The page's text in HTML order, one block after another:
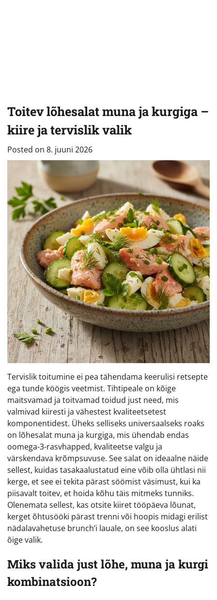
Toitev lõhesalat muna ja kurgiga –
kiire ja tervislik valik
Posted on 8. juuni 2026
Tervislik toitumine ei pea tähendama keerulisi retsepte
ega tunde köögis veetmist. Tihtipeale on kõige
maitsvamad ja toitvamad toidud just need, mis
valmivad kiiresti ja vähestest kvaliteetsetest
komponentidest. Üheks selliseks universaalseks roaks
on lõhesalat muna ja kurgiga, mis ühendab endas
oomega-3-rasvhapped, kvaliteetse valgu ja
värskendava krõmpsuvuse. See salat on ideaalne näide
sellest, kuidas tasakaalustatud eine võib olla ühtlasi nii
kerge, et see ei tekita pärast söömist väsimust, kui ka
piisavalt toitev, et hoida kõhu täis mitmeks tunniks.
Olenemata sellest, kas otsite kiiret tööpäeva lõunat,
kerget õhtusööki pärast trenni või hoopis midagi erilist
nädalavahetuse brunch’i lauale, on see kooslus alati
õige valik.
Miks valida just lõhe, muna ja kurgi
kombinatsioon?